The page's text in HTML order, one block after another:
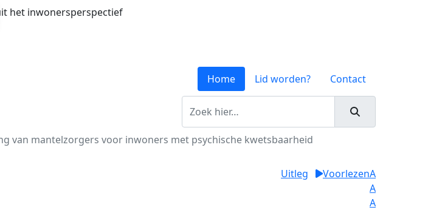
het inwonersperspectief
Home Lid worden? Contact
van mantelzorgers voor inwoners met psychische kwetsbaarheid
Uitleg VoorlezenA
A
A